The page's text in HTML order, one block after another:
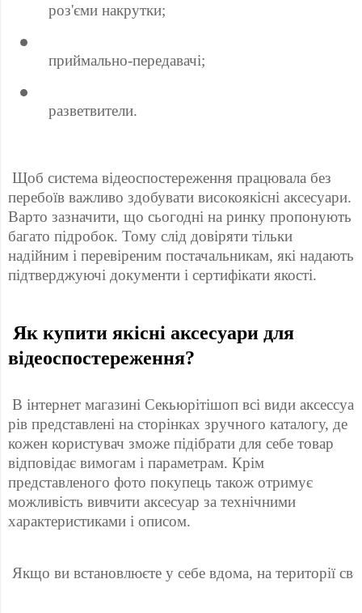
роз'єми накрутки;
приймально-передавачі;
разветвители.
перебоїв важливо здобувати високоякісні аксесуари.
Варто зазначити, що сьогодні на ринку пропонують
багато підробок. Тому слід довіряти тільки
надійним і перевіреним постачальникам, які надають
підтверджуючі документи і сертифікати якості.
відеоспостереження?
рів представлені на сторінках зручного каталогу, де
кожен користувач зможе підібрати для себе товар
відповідає вимогам і параметрам. Крім
представленого фото покупець також отримує
можливість вивчити аксесуар за технічними
характеристиками і описом.
Якщо ви встановлюєте у себе вдома, на території